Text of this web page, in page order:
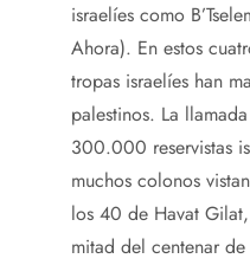
israelíes como
Ahora). En estos
tropas israelíes han
palestinos. La
300.000 reservistas
muchos colonos
los 40 de Havat
mitad del centenar